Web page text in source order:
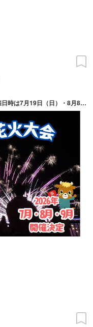
2026/07/19(日) ～ 09/21(月・祝) 開催日時は7月19日（日）・8月8日（土）・8月13日（木）・8月14日（金）・8月15日（土）・8月22日（土）19時30分～20時、9月20日（日）・9月21日（月・祝）19時～19時30分。